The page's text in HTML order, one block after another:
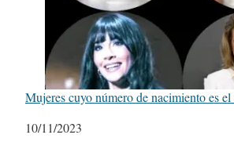
Mujeres cuyo número de nacimiento es el
Fecha
10/11/2023